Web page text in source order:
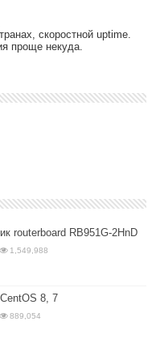
скоростной uptime.
проще некуда.
routerboard RB951G-2HnD
1,549,988
8, 7
889,054